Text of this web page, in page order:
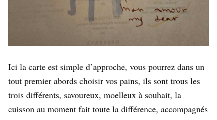
Ici la carte est simple d’approche, vous pourrez dans un
tout premier abords choisir vos pains, ils sont trous les
trois différents, savoureux, moelleux à souhait, la
cuisson au moment fait toute la différence, accompagnés